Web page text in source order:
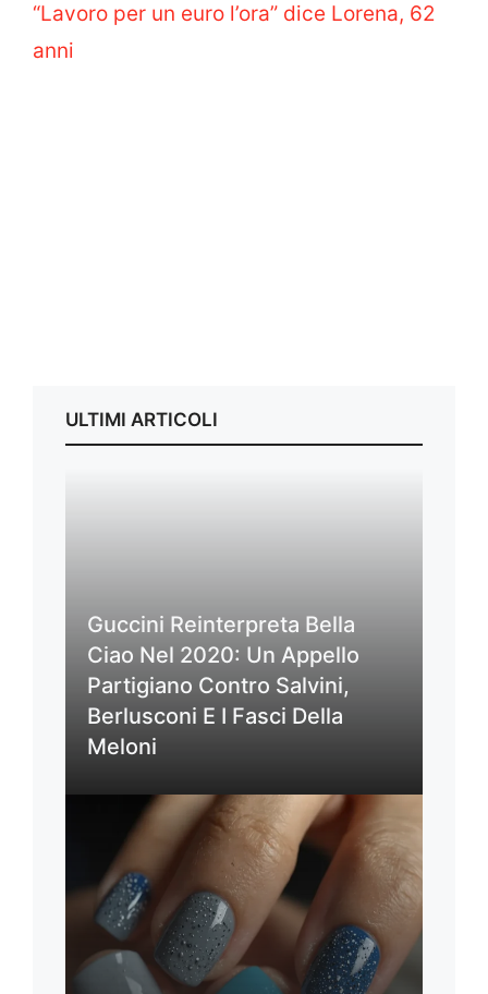
“Lavoro per un euro l’ora” dice Lorena, 62
anni
ULTIMI ARTICOLI
Guccini Reinterpreta Bella
Ciao Nel 2020: Un Appello
Partigiano Contro Salvini,
Berlusconi E I Fasci Della
Meloni